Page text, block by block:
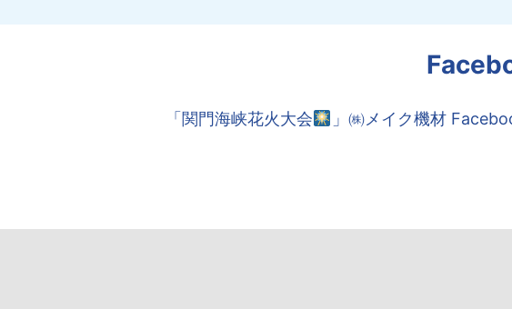
「関門海峡花火大会 」㈱メイク機材